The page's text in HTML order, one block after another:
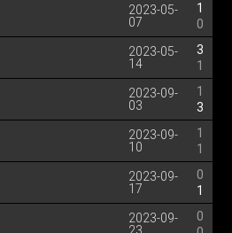
2023-05-
07
1
0
2023-05-
14
3
1
2023-09-
03
1
3
2023-09-
10
1
1
2023-09-
17
0
1
2023-09-
0